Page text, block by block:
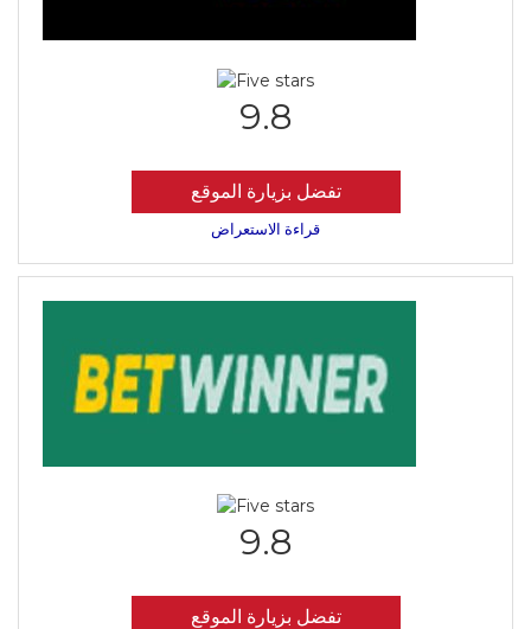
9.8
تفضل بزيارة الموقع
قراءة الاستعراض
9.8
تفضل بزيارة الموقع